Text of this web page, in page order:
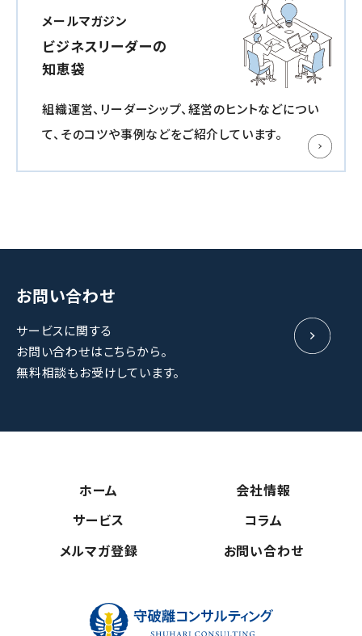
メールマガジン
ビジネスリーダーの
知恵袋
組織運営、リーダーシップ、経営のヒントなどについ
て、 そのコツや事例などをご紹介しています。
お問い合わせ
サービスに関する
お問い合わせはこちらから。
無料相談もお受けしています。
ホーム
会社情報
サービス
コラム
メルマガ登録
お問い合わせ